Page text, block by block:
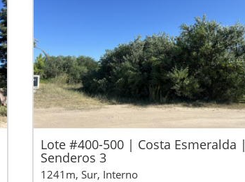
Lote #400-500 | Costa Esmeralda |
Senderos 3
1241m, Sur, Interno